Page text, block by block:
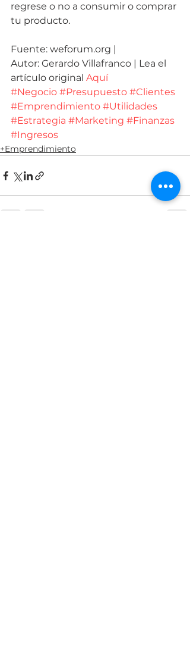
regrese o no a consumir o comprar
tu producto.
Fuente: weforum.org |
Autor: Gerardo Villafranco | Lea el
artículo original Aquí
#Negocio #Presupuesto #Clientes
#Emprendimiento #Utilidades
#Estrategia #Marketing #Finanzas
#Ingresos
+Emprendimiento